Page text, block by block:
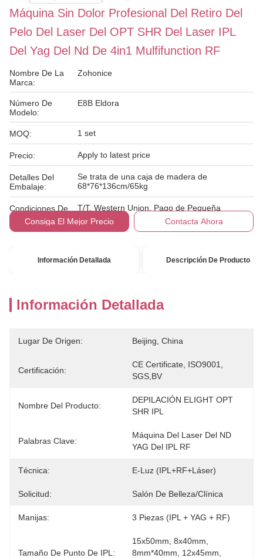
Máquina Sin Dolor Profesional Del Retiro Del
Pelo Del Laser Del OPT SHR Del Laser IPL
Del Yag Del Nd De 4in1 Mulfifunction RF
Nombre De La
Marca:
Zohonice
Número De
Modelo:
E8B Eldora
MOQ: 1 set
Precio: Apply to latest price
Detalles Del
Embalaje:
Se trata de una caja de madera de
68*76*136cm/65kg
Condiciones De
Pago:
T/T, Western Union, Pago de Pequeña
Cantidad
Consiga El Mejor Precio Contacta Ahora
Información Detallada Descripción De Producto
Información Detallada
Lugar De Origen: Beijing, China
Certificación:
CE Certificate, ISO9001,
SGS,BV
Nombre Del Producto:
DEPILACIÓN ELIGHT OPT
SHR IPL
Palabras Clave:
Máquina Del Laser Del ND
YAG Del IPL RF
Técnica: E-Luz (IPL+RF+Láser)
Solicitud: Salón De Belleza/Clínica
Manijas: 3 Piezas (IPL + YAG + RF)
Tamaño De Punto De IPL:
15x50mm, 8x40mm,
8mm*40mm, 12x45mm,